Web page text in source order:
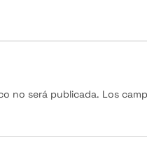
no será publicada. Los